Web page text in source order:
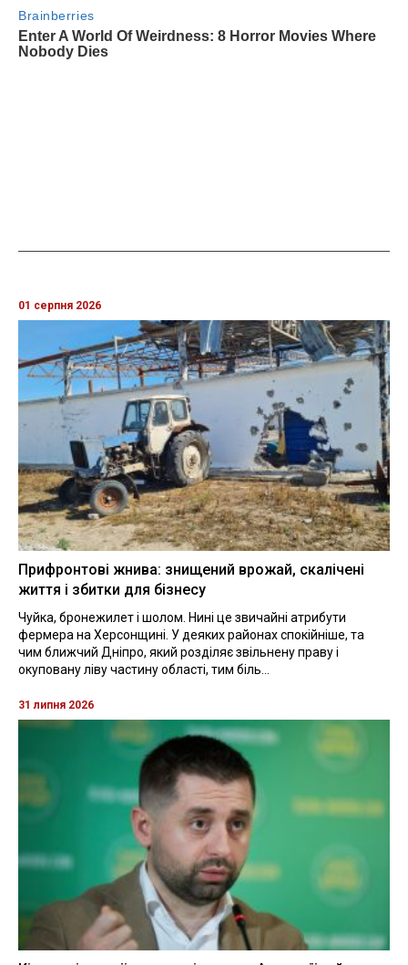
01 серпня 2026
Прифронтові жнива: знищений врожай, скалічені
життя і збитки для бізнесу
Чуйка, бронежилет і шолом. Нині це звичайні атрибути
фермера на Херсонщині. У деяких районах спокійніше, та
чим ближчий Дніпро, який розділяє звільнену праву і
окуповану ліву частину області, тим біль...
31 липня 2026